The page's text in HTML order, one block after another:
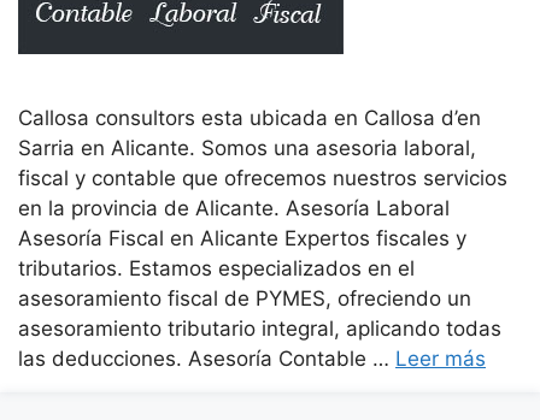
Callosa consultors esta ubicada en Callosa d’en
Sarria en Alicante. Somos una asesoria laboral,
fiscal y contable que ofrecemos nuestros servicios
en la provincia de Alicante. Asesoría Laboral
Asesoría Fiscal en Alicante Expertos fiscales y
tributarios. Estamos especializados en el
asesoramiento fiscal de PYMES, ofreciendo un
asesoramiento tributario integral, aplicando todas
las deducciones. Asesoría Contable … Leer más